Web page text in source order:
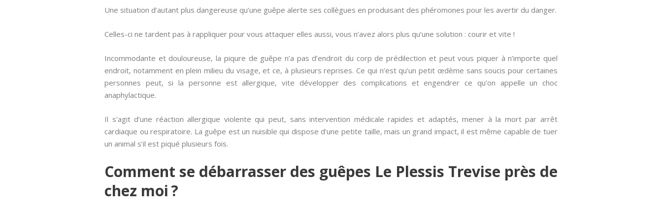
Une situation d’autant plus dangereuse qu’une guêpe alerte ses collègues en produisant des phéromones pour les avertir du danger.
Celles-ci ne tardent pas à rappliquer pour vous attaquer elles aussi, vous n’avez alors plus qu’une solution : courir et vite !
Incommodante et douloureuse, la piqure de guêpe n’a pas d’endroit du corp de prédilection et peut vous piquer à n’importe quel
endroit, notamment en plein milieu du visage, et ce, à plusieurs reprises. Ce qui n’est qu’un petit œdème sans soucis pour certaines
personnes peut, si la personne est allergique, vite développer des complications et engendrer ce qu’on appelle un choc
anaphylactique.
Il s’agit d’une réaction allergique violente qui peut, sans intervention médicale rapides et adaptés, mener à la mort par arrêt
cardiaque ou respiratoire. La guêpe est un nuisible qui dispose d’une petite taille, mais un grand impact, il est même capable de tuer
un animal s’il est piqué plusieurs fois.
Comment se débarrasser des guêpes Le Plessis Trevise près de
chez moi ?